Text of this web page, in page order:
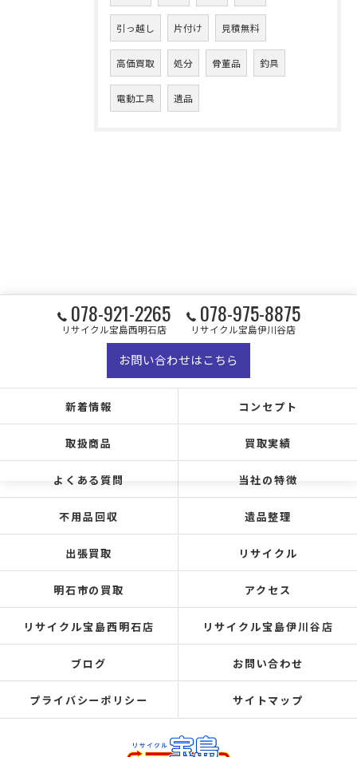
引っ越し 片付け 見積無料
高価買取 処分 骨董品 釣具
電動工具 遺品
078-921-2265
リサイクル宝島西明石店
078-975-8875
リサイクル宝島伊川谷店
お問い合わせはこちら
新着情報 コンセプト
取扱商品 買取実績
よくある質問 当社の特徴
不用品回収 遺品整理
出張買取 リサイクル
明石市の買取 アクセス
リサイクル宝島西明石店 リサイクル宝島伊川谷店
ブログ お問い合わせ
プライバシーポリシー サイトマップ